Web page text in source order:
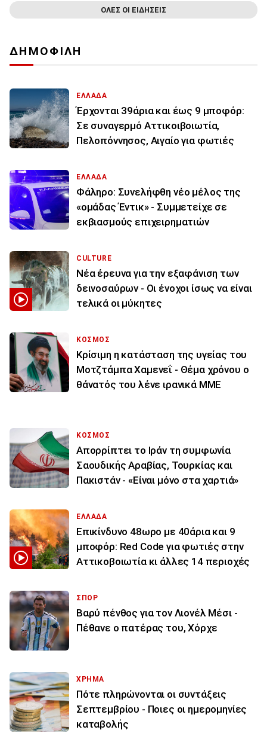
ΟΛΕΣ ΟΙ ΕΙΔΗΣΕΙΣ
ΔΗΜΟΦΙΛΗ
ΕΛΛΑΔΑ
Έρχονται 39άρια και έως 9 μποφόρ:
Σε συναγερμό Αττικοιβοιωτία,
Πελοπόννησος, Αιγαίο για φωτιές
ΕΛΛΑΔΑ
Φάληρο: Συνελήφθη νέο μέλος της
«ομάδας Έντικ» - Συμμετείχε σε
εκβιασμούς επιχειρηματιών
CULTURE
Νέα έρευνα για την εξαφάνιση των
δεινοσαύρων - Οι ένοχοι ίσως να είναι
τελικά οι μύκητες
ΚΟΣΜΟΣ
Κρίσιμη η κατάσταση της υγείας του
Μοτζτάμπα Χαμενεΐ - Θέμα χρόνου ο
θάνατός του λένε ιρανικά ΜΜΕ
ΚΟΣΜΟΣ
Απορρίπτει το Ιράν τη συμφωνία
Σαουδικής Αραβίας, Τουρκίας και
Πακιστάν - «Είναι μόνο στα χαρτιά»
ΕΛΛΑΔΑ
Επικίνδυνο 48ωρο με 40άρια και 9
μποφόρ: Red Code για φωτιές στην
Αττικοβοιωτία κι άλλες 14 περιοχές
ΣΠΟΡ
Βαρύ πένθος για τον Λιονέλ Μέσι -
Πέθανε ο πατέρας του, Χόρχε
ΧΡΗΜΑ
Πότε πληρώνονται οι συντάξεις
Σεπτεμβρίου - Ποιες οι ημερομηνίες
καταβολής